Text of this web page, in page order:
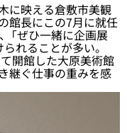
に映える倉敷市美観
館長にこの7月に就任
「ぜひ一緒に企画展
れることが多い。
開館した大原美術館
継ぐ仕事の重みを感